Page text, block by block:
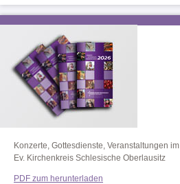
Konzerte, Gottesdienste, Veranstaltungen im
Ev. Kirchenkreis Schlesische Oberlausitz
PDF zum herunterladen